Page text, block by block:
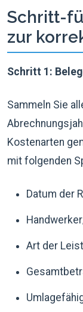
Schritt-
zur
Schritt 1:
Sammeln Sie
Kostenarten
mit folgenden
Datum der
Art der